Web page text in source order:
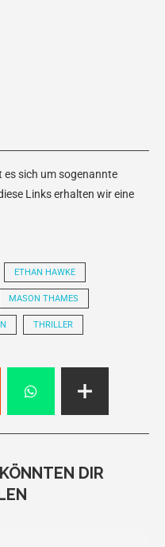
es sich um sogenannte
Links erhalten wir eine
ETHAN HAWKE
MASON THAMES
THRILLER
DIR